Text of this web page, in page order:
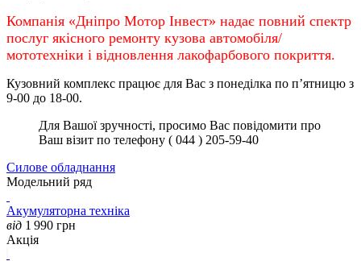
Компанія «Дніпро Мотор Інвест» надає повний спектр
послуг якісного ремонту кузова автомобіля/
мототехніки і відновлення лакофарбового покриття.
Кузовний комплекс працює для Вас з понеділка по п’ятницю з
9-00 до 18-00.
Для Вашої зручності, просимо Вас повідомити про
Ваш візит по телефону ( 044 ) 205-59-40
Силове обладнання
Модельний ряд
Акумуляторна техніка
від 1 990 грн
Акція